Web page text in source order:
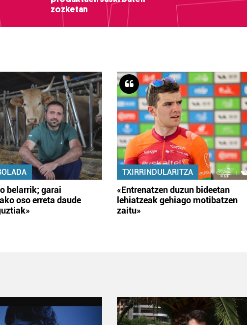
zozketan
belarrik; garai
oso erreta daude
TXIRRINDULARITZA
«Entrenatzen duzun bideetan
lehiatzeak gehiago motibatzen
zaitu»